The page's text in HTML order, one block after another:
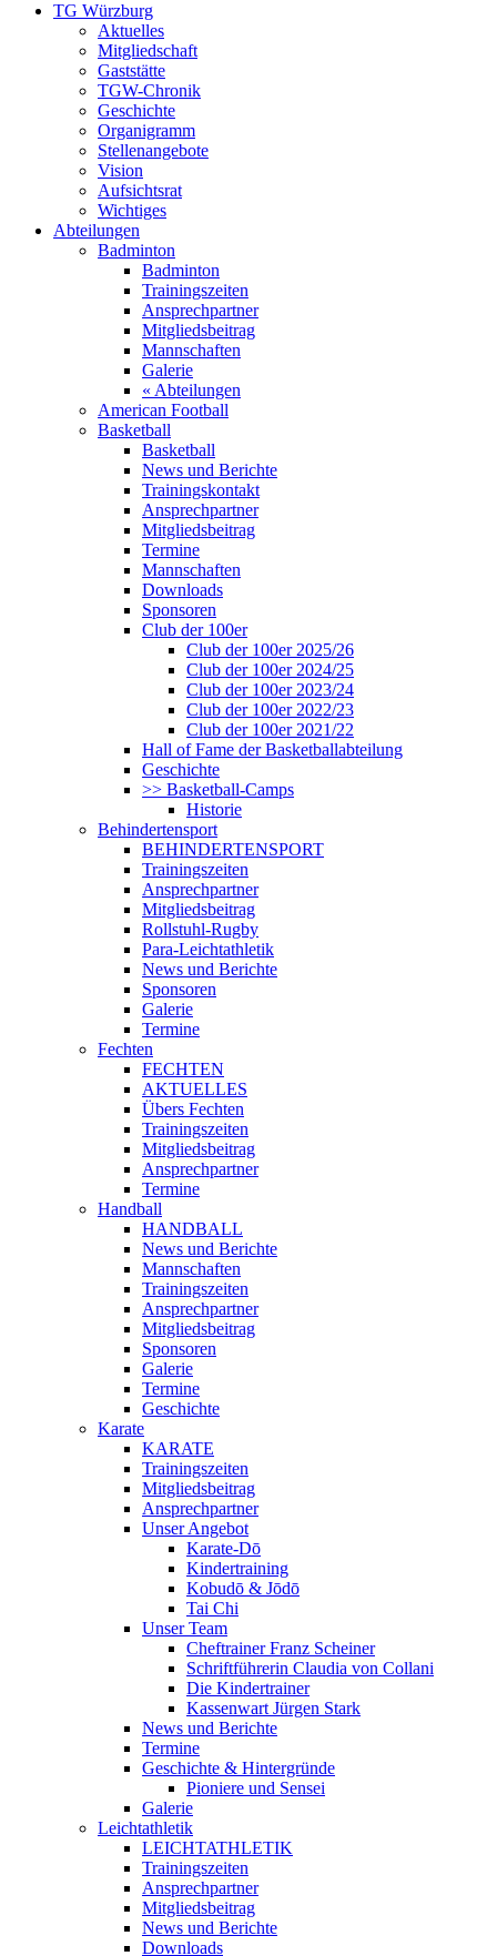
TG Würzburg
Aktuelles
Mitgliedschaft
Gaststätte
TGW-Chronik
Geschichte
Organigramm
Stellenangebote
Vision
Aufsichtsrat
Wichtiges
Abteilungen
Badminton
Badminton
Trainingszeiten
Ansprechpartner
Mitgliedsbeitrag
Mannschaften
Galerie
« Abteilungen
American Football
Basketball
Basketball
News und Berichte
Trainingskontakt
Ansprechpartner
Mitgliedsbeitrag
Termine
Mannschaften
Downloads
Sponsoren
Club der 100er
Club der 100er 2025/26
Club der 100er 2024/25
Club der 100er 2023/24
Club der 100er 2022/23
Club der 100er 2021/22
Hall of Fame der Basketballabteilung
Geschichte
>> Basketball-Camps
Historie
Behindertensport
BEHINDERTENSPORT
Trainingszeiten
Ansprechpartner
Mitgliedsbeitrag
Rollstuhl-Rugby
Para-Leichtathletik
News und Berichte
Sponsoren
Galerie
Termine
Fechten
FECHTEN
AKTUELLES
Übers Fechten
Trainingszeiten
Mitgliedsbeitrag
Ansprechpartner
Termine
Handball
HANDBALL
News und Berichte
Mannschaften
Trainingszeiten
Ansprechpartner
Mitgliedsbeitrag
Sponsoren
Galerie
Termine
Geschichte
Karate
KARATE
Trainingszeiten
Mitgliedsbeitrag
Ansprechpartner
Unser Angebot
Karate-Dō
Kindertraining
Kobudō & Jōdō
Tai Chi
Unser Team
Cheftrainer Franz Scheiner
Schriftführerin Claudia von Collani
Die Kindertrainer
Kassenwart Jürgen Stark
News und Berichte
Termine
Geschichte & Hintergründe
Pioniere und Sensei
Galerie
Leichtathletik
LEICHTATHLETIK
Trainingszeiten
Ansprechpartner
Mitgliedsbeitrag
News und Berichte
Downloads